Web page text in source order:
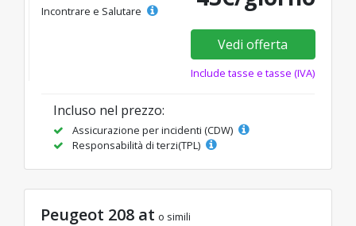
Incontrare e Salutare
Vedi offerta
Include tasse e tasse (IVA)
Incluso nel prezzo:
Assicurazione per incidenti (CDW)
Responsabilità di terzi(TPL)
Peugeot 208 at o simili